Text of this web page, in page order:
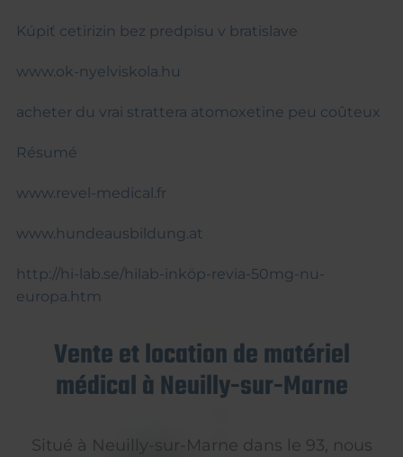
Kúpiť cetirizin bez predpisu v bratislave
www.ok-nyelviskola.hu
acheter du vrai strattera atomoxetine peu coûteux
Résumé
www.revel-medical.fr
www.hundeausbildung.at
http://hi-lab.se/hilab-inköp-revia-50mg-nu-
europa.htm
Vente et location de matériel
médical à Neuilly-sur-Marne
Situé à Neuilly-sur-Marne dans le 93, nous